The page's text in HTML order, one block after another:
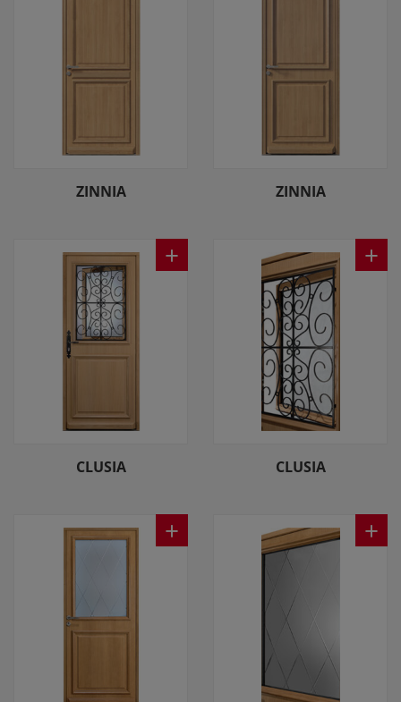
ZINNIA ZINNIA
CLUSIA
+
CLUSIA
+
+ +